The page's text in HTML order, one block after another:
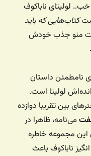
خب.. لولیتای ناباکوف
کتاب‌هایی که باید
منو جذب خودش
نامطمئن داستان
لولیتا است.
بین تقریبا دوازده
می‌نامه، ظاهرا در
این مجموعه خاطره
ناباکوف باعث